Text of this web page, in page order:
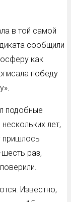
в той самой
сообщили
как
победу
подобные
лет,
пришлось
раз,
Известно,